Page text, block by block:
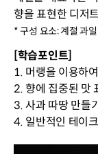
향을 표현한 디저트
* 구성 요소: 계절 과
[학습포인트]
1. 머랭을 이용하
2. 향에 집중된 맛
3. 사과 따땅 만들기
4. 일반적인 테이